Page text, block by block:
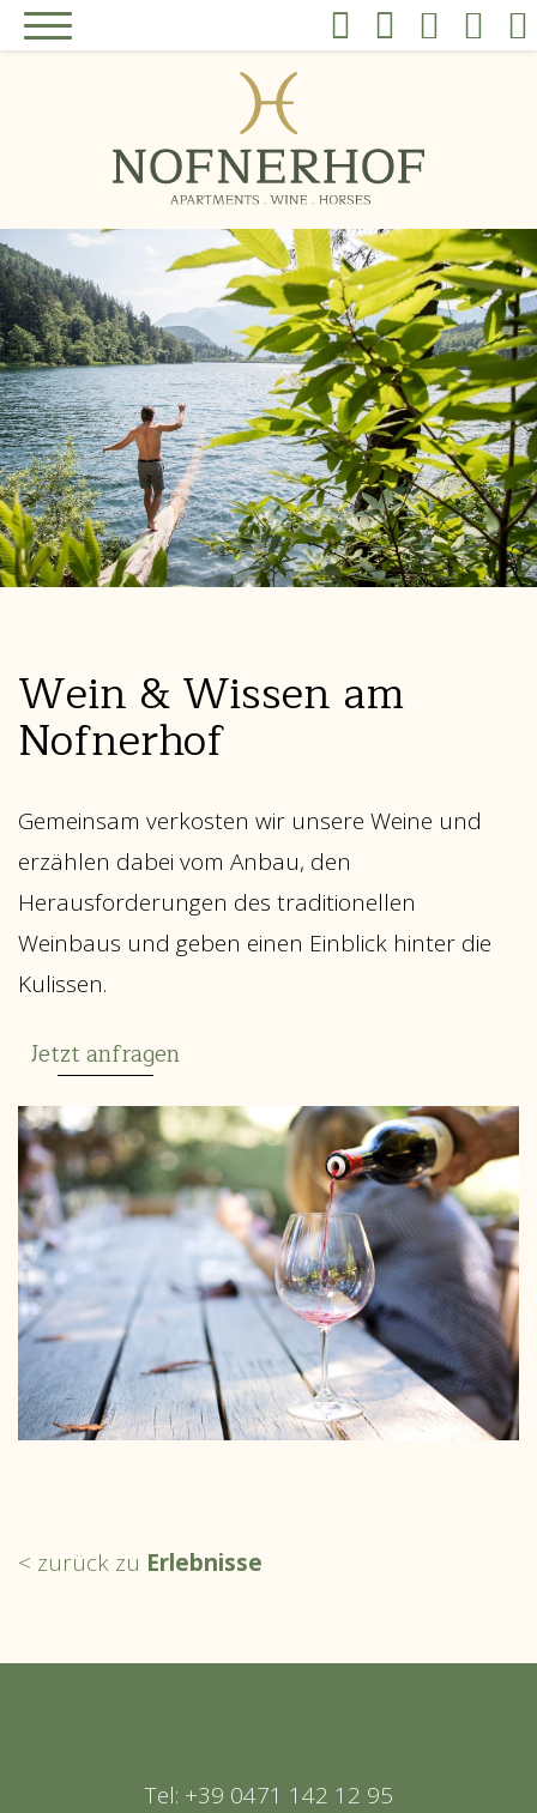
Wein & Wissen am
Nofnerhof
Gemeinsam verkosten wir unsere Weine und
erzählen dabei vom Anbau, den
Herausforderungen des traditionellen
Weinbaus und geben einen Einblick hinter die
Kulissen.
Jetzt anfragen
< zurück zu Erlebnisse
Tel: +39 0471 142 12 95